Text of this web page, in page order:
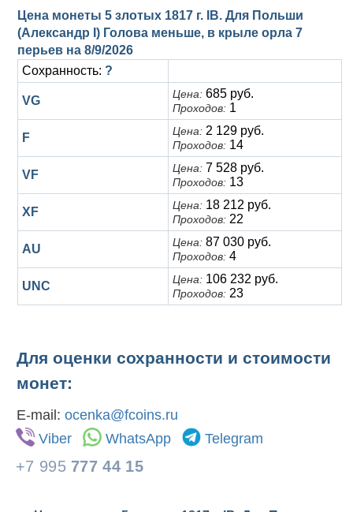
Цена монеты 5 злотых 1817 г. IB. Для Польши
(Александр I) Голова меньше, в крыле орла 7
перьев на 8/9/2026
Сохранность: ?
VG Цена: 685 руб.
Проходов: 1
F Цена: 2 129 руб.
Проходов: 14
VF Цена: 7 528 руб.
Проходов: 13
XF Цена: 18 212 руб.
Проходов: 22
AU Цена: 87 030 руб.
Проходов: 4
UNC Цена: 106 232 руб.
Проходов: 23
Для оценки сохранности и стоимости
монет:
E-mail: ocenka@fcoins.ru
Viber
WhatsApp Telegram
+7 995 777 44 15